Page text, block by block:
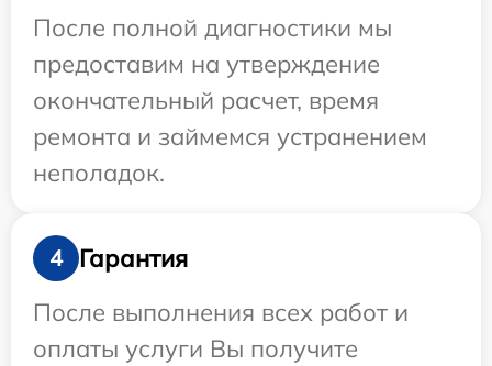
После полной диагностики мы
предоставим на утверждение
окончательный расчет, время
ремонта и займемся устранением
неполадок.
4
Гарантия
После выполнения всех работ и
оплаты услуги Вы получите